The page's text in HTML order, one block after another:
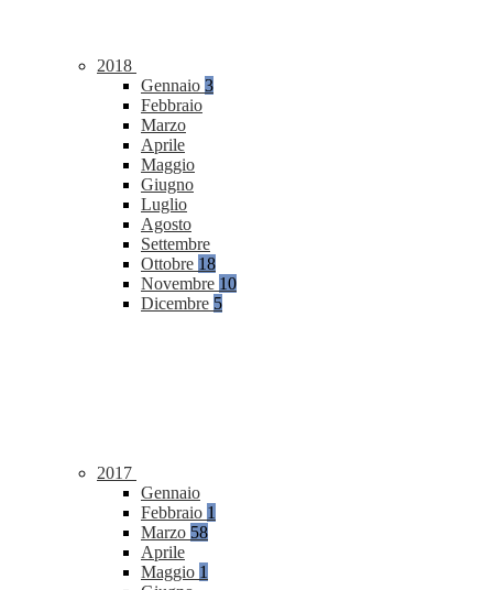
2018
Gennaio 3
Febbraio
Marzo
Aprile
Maggio
Giugno
Luglio
Agosto
Settembre
Ottobre 18
Novembre 10
Dicembre 5
2017
Gennaio
Febbraio 1
Marzo 58
Aprile
Maggio 1